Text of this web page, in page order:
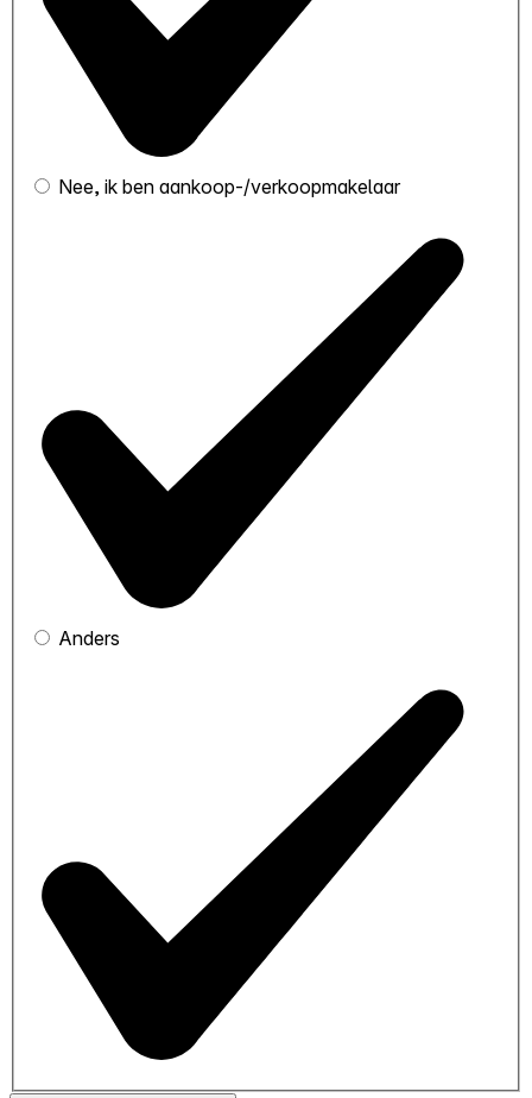
Nee, ik ben aankoop-/verkoopmakelaar
Anders